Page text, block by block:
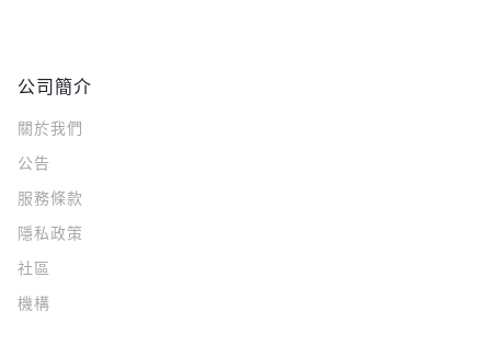
公司簡介
關於我們
公告
服務條款
隱私政策
社區
機構